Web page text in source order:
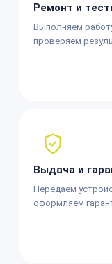
Ремонт и
Выполняем
проверяем
Выдача и
Передаём
оформляем